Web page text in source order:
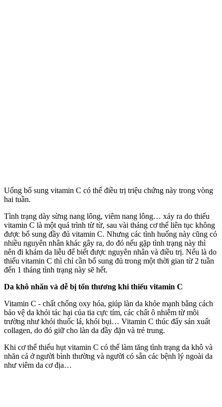
Uống bổ sung vitamin C có thể điều trị triệu chứng này trong vòng
hai tuần.
Tình trạng dày sừng nang lông, viêm nang lông… xảy ra do thiếu
vitamin C là một quá trình từ từ, sau vài tháng c‌ơ th‌ể liên tục không
được bổ sung đầy đủ vitamin C. Nhưng các tình huống này cũng có
nhiều nguyên nhân khác gây ra, do đó nếu gặp tình trạng này thì
nên đi khám da liễu để biết được nguyên nhân và điều trị. Nếu là do
thiếu vitamin C thì chỉ cần bổ sung đủ trong một thời gian từ 2 tuần
đến 1 tháng tình trạng này sẽ hết.
Da khô nhăn và dễ bị tổn thương khi thiếu vitamin C
Vitamin C - chất chống oxy hóa, giúp làn da khỏe mạnh bằng cách
bảo vệ da khỏi tác hại của tia cực tím, các chất ô nhiễm từ môi
trường như khói thu‌ốc l‌á, khói bụi… Vitamin C thúc đẩy sản xuất
collagen, do đó giữ cho làn da đầy đặn và trẻ trung.
Khi c‌ơ th‌ể thiếu hụt vitamin C có thể làm tăng tình trạng da khô và
nhăn cả ở người bình thường và người có sẵn các bệnh lý ngoài da
như viêm da cơ địa…